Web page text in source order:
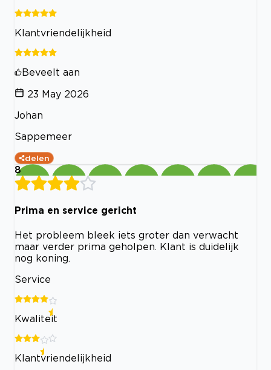
Klantvriendelijkheid
Beveelt aan
23 May 2026
Johan
Sappemeer
delen
8
Prima en service gericht
Het probleem bleek iets groter dan verwacht
maar verder prima geholpen. Klant is duidelijk
nog koning.
Service
Kwaliteit
Klantvriendelijkheid